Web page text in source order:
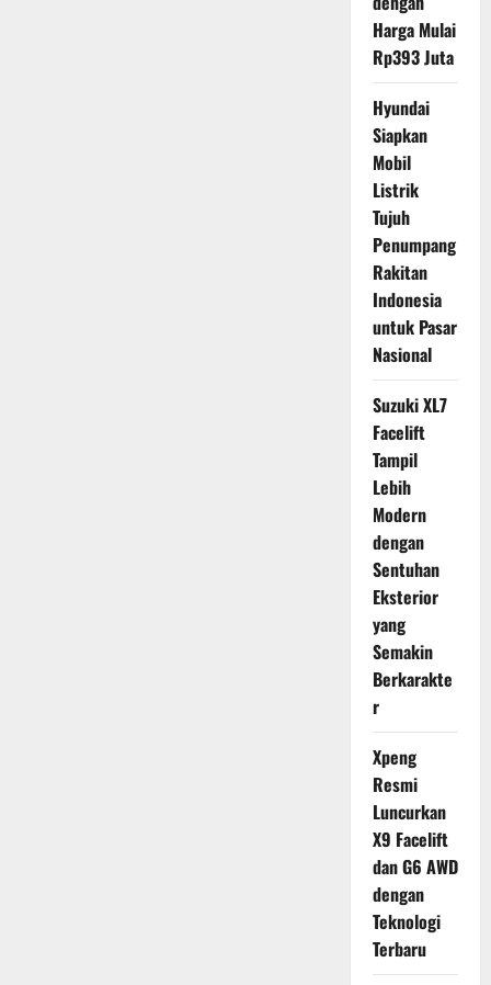
Harga Mulai
Rp393 Juta
Hyundai
Siapkan
Mobil
Listrik
Tujuh
Penumpang
Rakitan
Indonesia
untuk Pasar
Nasional
Suzuki XL7
Facelift
Tampil
Lebih
Modern
dengan
Sentuhan
Eksterior
yang
Semakin
Berkarakte
r
Xpeng
Resmi
Luncurkan
X9 Facelift
dan G6 AWD
dengan
Teknologi
Terbaru